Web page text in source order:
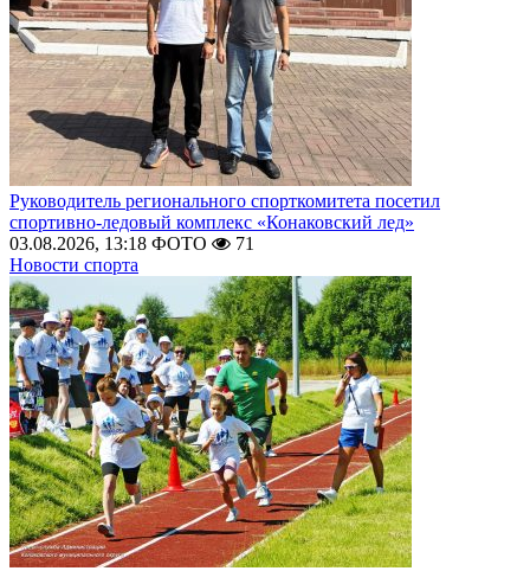
Руководитель регионального спорткомитета посетил
спортивно-ледовый комплекс «Конаковский лед»
03.08.2026, 13:18 ФОТО
71
Новости спорта